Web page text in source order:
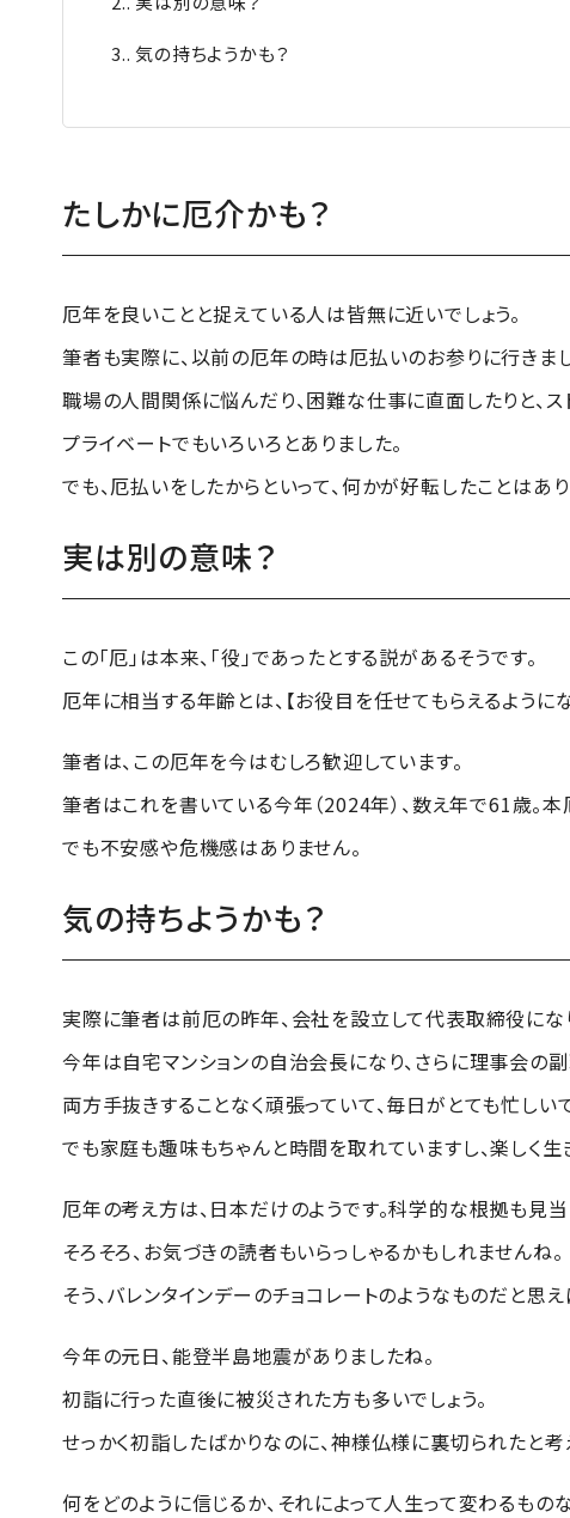
3. 気の持ちようかも？
たしかに厄介かも？
厄年を良いことと捉えている人は皆無に近いでしょう。
筆者も実際に、以前の厄年の時は厄払いのお参りに行きまし
職場の人間関係に悩んだり、困難な仕事に直面したりと、ス
プライベートでもいろいろとありました。
でも、厄払いをしたからといって、何かが好転したことはあり
実は別の意味？
この「厄」は本来、「役」であったとする説があるそうです。
厄年に相当する年齢とは、【お役目を任せてもらえるように
筆者は、この厄年を今はむしろ歓迎しています。
筆者はこれを書いている今年（2024年）、数え年で61歳。本
でも不安感や危機感はありません。
気の持ちようかも？
実際に筆者は前厄の昨年、会社を設立して代表取締役にな
今年は自宅マンションの自治会長になり、さらに理事会の
両方手抜きすることなく頑張っていて、毎日がとても忙しいで
でも家庭も趣味もちゃんと時間を取れていますし、楽しく生
厄年の考え方は、日本だけのようです。科学的な根拠も見当
そろそろ、お気づきの読者もいらっしゃるかもしれませんね。
そう、バレンタインデーのチョコレートのようなものだと思
今年の元日、能登半島地震がありましたね。
初詣に行った直後に被災された方も多いでしょう。
せっかく初詣したばかりなのに、神様仏様に裏切られたと考
何をどのように信じるか、それによって人生って変わるもの